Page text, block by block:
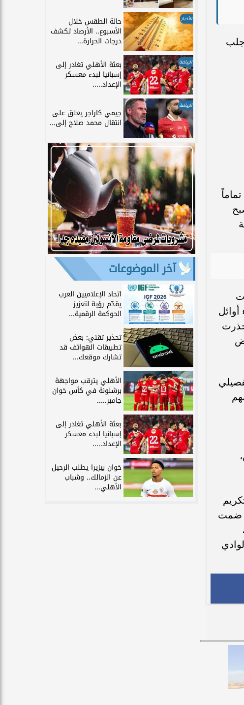
جلب
وحذرت
ضمت
الأخبار حالة الطقس خلال
الأسبوع.. الأرصاد تكشف
درجات الحرارة...
الرياضة بعثة الأهلي تغادر إلى
إسبانيا لبدء معسكر
الإعداد.....
الرياضة
جيمي كاراجر يعلق على
انتقال محمد صلاح إلى...
آخر الموضوعات
اتحاد الإعلاميين العرب
يقدّم رؤية لتعزيز
الحوكمة الرقمية...
تحذير تقني: بعض
تطبيقات الهواتف قد
تشارك موقعك...
الأهلي يترقب مواجهة
برشلونة في كأس خوان
جامبر.....
بعثة الأهلي تغادر إلى
إسبانيا لبدء معسكر
الإعداد.....
خوان بيزيرا يطلب الرحيل
عن الزمالك.. وشباب
الأهلي...